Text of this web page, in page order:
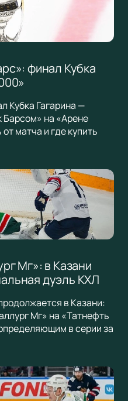
финал Кубка
Кубка Гагарина —
Барсом» на «Арене
матча и где купить
Мг»: в Казани
дуэль КХЛ
в Казани:
Мг» на «Татнефть
в серии за